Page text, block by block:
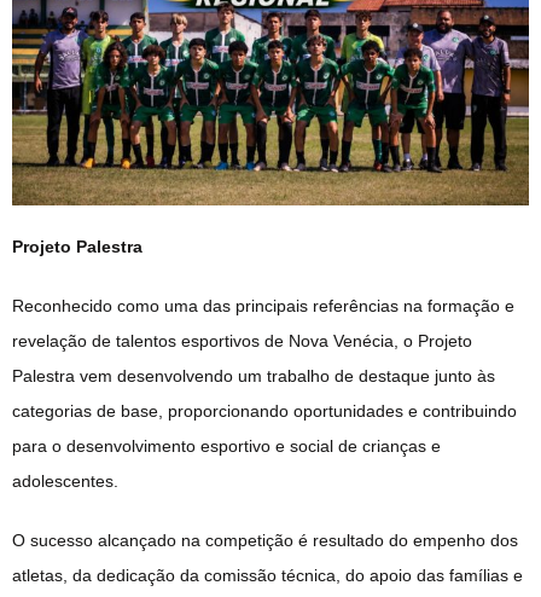
Projeto Palestra
Reconhecido como uma das principais referências na formação e
revelação de talentos esportivos de Nova Venécia, o Projeto
Palestra vem desenvolvendo um trabalho de destaque junto às
categorias de base, proporcionando oportunidades e contribuindo
para o desenvolvimento esportivo e social de crianças e
adolescentes.
O sucesso alcançado na competição é resultado do empenho dos
atletas, da dedicação da comissão técnica, do apoio das famílias e